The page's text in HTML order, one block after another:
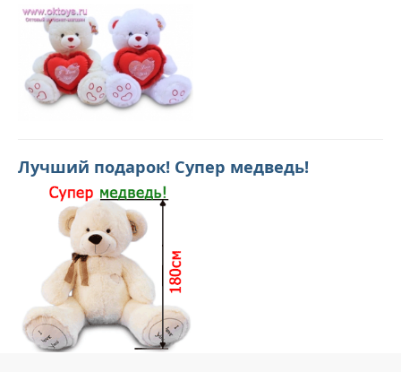
Лучший подарок! Супер медведь!